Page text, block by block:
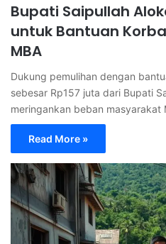
Bupati Saipullah
untuk Bantuan
MBA
Dukung pemulihan dengan
sebesar Rp157 juta dari Bupati
meringankan beban masyarakat
Read More »